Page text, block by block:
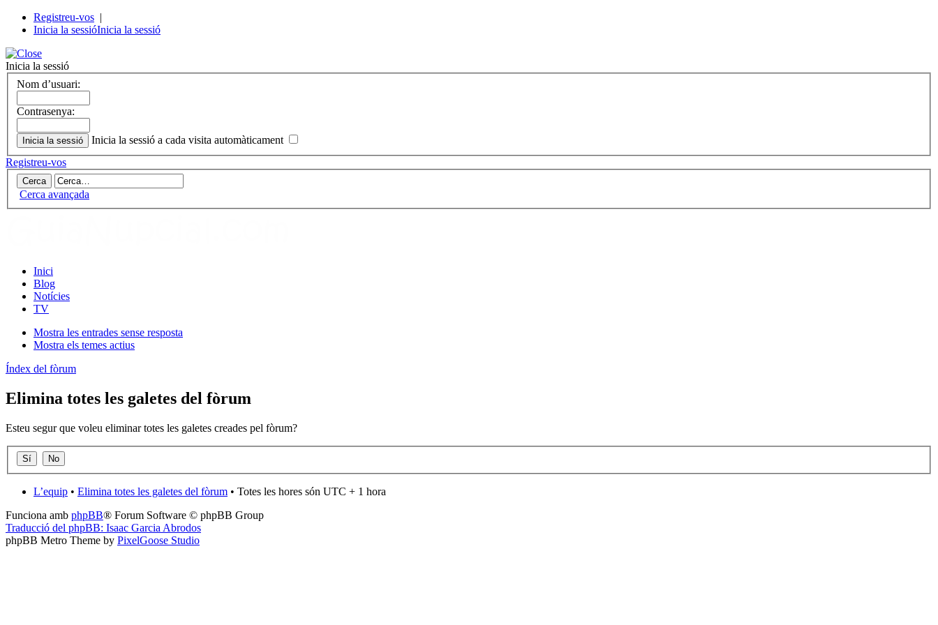
Registreu-vos |
Inicia la sessióInicia la sessió
Inicia la sessió
Nom d’usuari:
Contrasenya:
Inicia la sessió a cada visita automàticament
Registreu-vos
Cerca avançada
Inici
Blog
Notícies
TV
Mostra les entrades sense resposta
Mostra els temes actius
Índex del fòrum
Elimina totes les galetes del fòrum
Esteu segur que voleu eliminar totes les galetes creades pel fòrum?
L’equip • Elimina totes les galetes del fòrum • Totes les hores són UTC + 1 hora
Funciona amb phpBB® Forum Software © phpBB Group
Traducció del phpBB: Isaac Garcia Abrodos
phpBB Metro Theme by PixelGoose Studio